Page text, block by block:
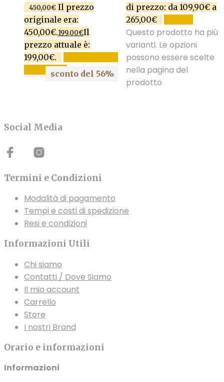
450,00€ Il prezzo
originale era:
450,00€.199,00€Il
prezzo attuale è:
199,00€.
CARRELLOsconto del 56%
di prezzo: da 109,90€ a
265,00€
Questo prodotto ha più
varianti. Le opzioni
possono essere scelte
nella pagina del
prodotto
Social Media
Termini e Condizioni
Modalità di pagamento
Tempi e costi di spedizione
Resi e condizioni
Informazioni Utili
Chi siamo
Contatti / Dove Siamo
Il mio account
Carrello
Store
I nostri Brand
Orario e informazioni
Informazioni